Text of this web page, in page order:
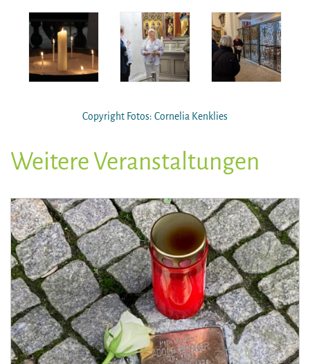
Copyright Fotos: Cornelia Kenklies
Weitere Veranstaltungen